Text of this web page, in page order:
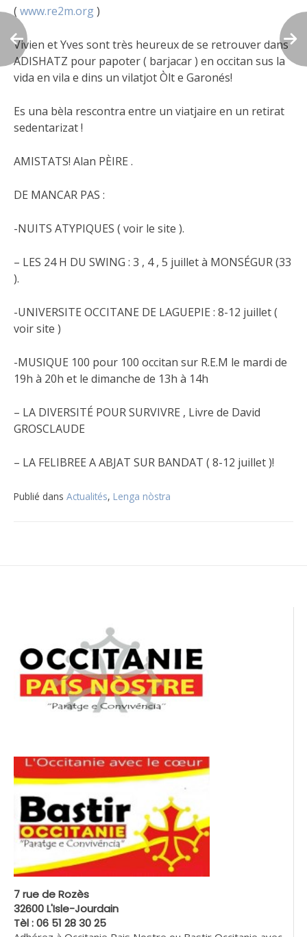
( www.re2m.org)
Vivien et Yves sont très heureux de se retrouver dans
ADISHATZ pour papoter ( barjacar ) en occitan sus la
vida en vila e dins un vilatjot Òlt e Garonés!
Es una bèla rescontra entre un viatjaire en un retirat
sedentarizat !
AMISTATS! Alan PÈIRE .
DE MANCAR PAS :
-NUITS ATYPIQUES ( voir le site ).
– LES 24 H DU SWING : 3 , 4 , 5 juillet à MONSÉGUR (33
).
-UNIVERSITE OCCITANE DE LAGUEPIE : 8-12 juillet (
voir site )
-MUSIQUE 100 pour 100 occitan sur R.E.M le mardi de
19h à 20h et le dimanche de 13h à 14h
– LA DIVERSITÉ POUR SURVIVRE , Livre de David
GROSCLAUDE
– LA FELIBREE A ABJAT SUR BANDAT ( 8-12 juillet )!
Publié dans Actualités, Lenga nòstra
7 rue de Rozès
32600 L'Isle-Jourdain
Tèl : 06 51 28 30 25